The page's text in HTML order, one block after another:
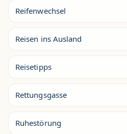
Reifenwechsel
Reisen ins Ausland
Reisetipps
Rettungsgasse
Ruhestörung